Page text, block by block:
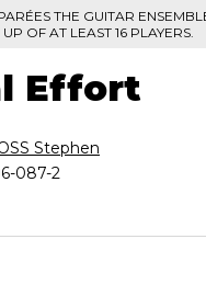
THE GUITAR
OF AT LEAST 16 PLAYERS.
Effort
Stephen
087-2